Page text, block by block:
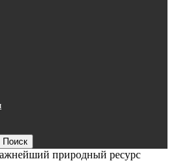
природный ресурс